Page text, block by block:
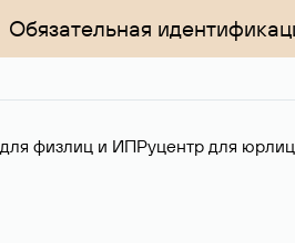
Обязательная
физлиц и ИПРуцентр для юрлиц